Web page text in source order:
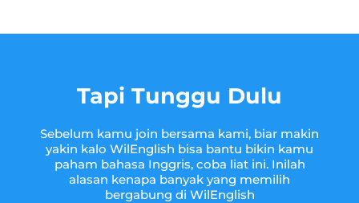
Tapi Tunggu Dulu
Sebelum kamu join bersama kami, biar makin
yakin kalo WilEnglish bisa bantu bikin kamu
paham bahasa Inggris, coba liat ini. Inilah
alasan kenapa banyak yang memilih
bergabung di WilEnglish